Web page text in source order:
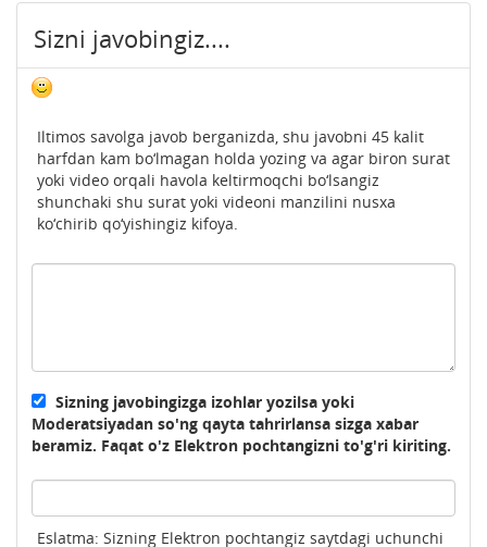
Sizni javobingiz....
Iltimos savolga javob berganizda, shu javobni 45 kalit
harfdan kam bo‘lmagan holda yozing va agar biron surat
yoki video orqali havola keltirmoqchi bo‘lsangiz
shunchaki shu surat yoki videoni manzilini nusxa
ko‘chirib qo‘yishingiz kifoya.
Sizning javobingizga izohlar yozilsa yoki
Moderatsiyadan so'ng qayta tahrirlansa sizga xabar
beramiz. Faqat o'z Elektron pochtangizni to'g'ri kiriting.
Eslatma: Sizning Elektron pochtangiz saytdagi uchunchi